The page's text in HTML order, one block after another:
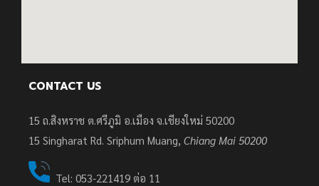
CONTACT US
15 ถ.สิงหราช ต.ศรีภูมิ อ.เมือง จ.เชียงใหม่ 50200
15 Singharat Rd. Sriphum Muang, Chiang Mai 50200
Tel: 053-221419 ต่อ 11